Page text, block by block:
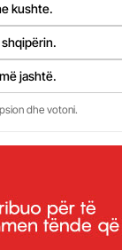
kushte.
jashtë.
dhe votoni.